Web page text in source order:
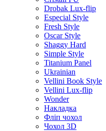
Drobak Lux-flip
Especial Style
Fresh Style
Oscar Style
Shaggy Hard
Simple Style
Titanium Panel
Ukrainian
Vellini Book Style
Vellini Lux-flip
Wonder
Накладка
Фліп чохол
Чохол 3D